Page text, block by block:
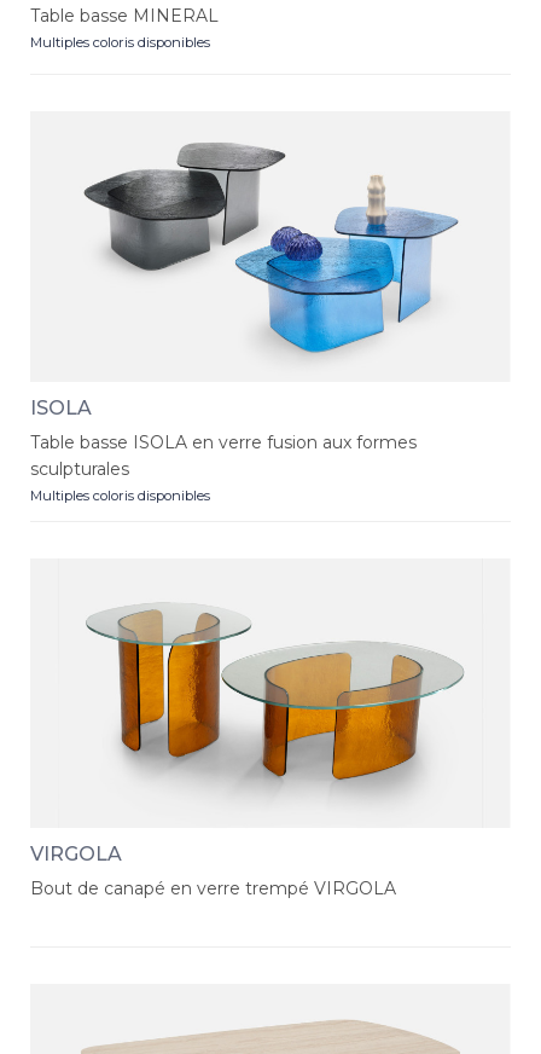
Table basse MINERAL
Multiples coloris disponibles
ISOLA
Table basse ISOLA en verre fusion aux formes
sculpturales
Multiples coloris disponibles
VIRGOLA
Bout de canapé en verre trempé VIRGOLA